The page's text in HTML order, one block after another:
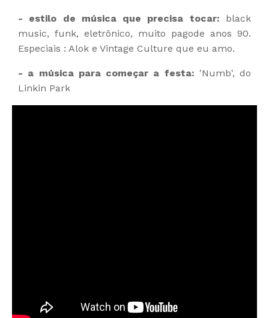
- estilo de música que precisa tocar: black
music, funk, eletrônico, muito pagode anos 90.
Especiais : Alok e Vintage Culture que eu amo.
- a música para começar a festa: 'Numb', do
Linkin Park